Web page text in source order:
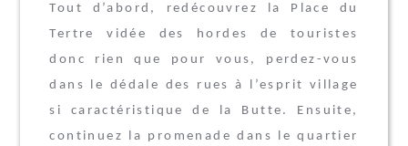
Tout d’abord, redécouvrez la Place du
Tertre vidée des hordes de touristes
donc rien que pour vous, perdez-vous
dans le dédale des rues à l’esprit village
si caractéristique de la Butte. Ensuite,
continuez la promenade dans le quartier